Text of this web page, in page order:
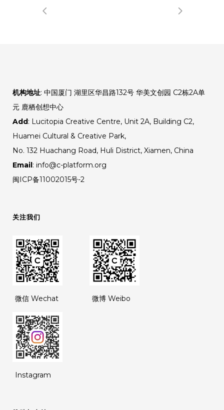
机构地址: 中国厦门 湖里区华昌路132号 华美文创园 C2栋2A单
元 鹿栖创想中心
Add: Lucitopia Creative Centre, Unit 2A, Building C2,
Huamei Cultural & Creative Park,
No. 132 Huachang Road, Huli District, Xiamen, China
Email: info@c-platform.org
闽ICP备11002015号-2
关注我们
微信 Wechat 微博 Weibo
Instagram